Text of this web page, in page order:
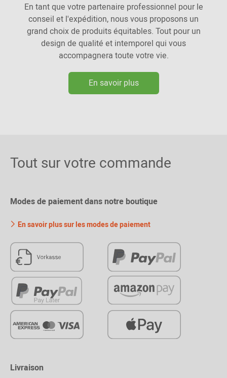
En tant que votre partenaire professionnel pour le
conseil et l'expédition, nous vous proposons un
grand choix de produits équitables. Tout pour un
design de qualité et intemporel qui vous
accompagnera toute votre vie.
En savoir plus
Tout sur votre commande
Modes de paiement dans notre boutique
En savoir plus sur les modes de paiement
Livraison